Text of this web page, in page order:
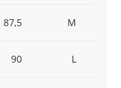
M
87,5
L
90